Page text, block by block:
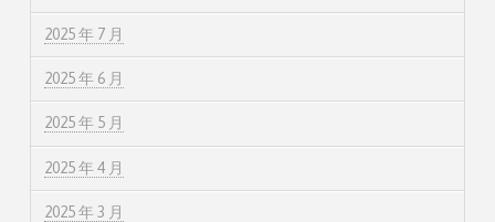
2025 年 7 月
2025 年 6 月
2025 年 5 月
2025 年 4 月
2025 年 3 月